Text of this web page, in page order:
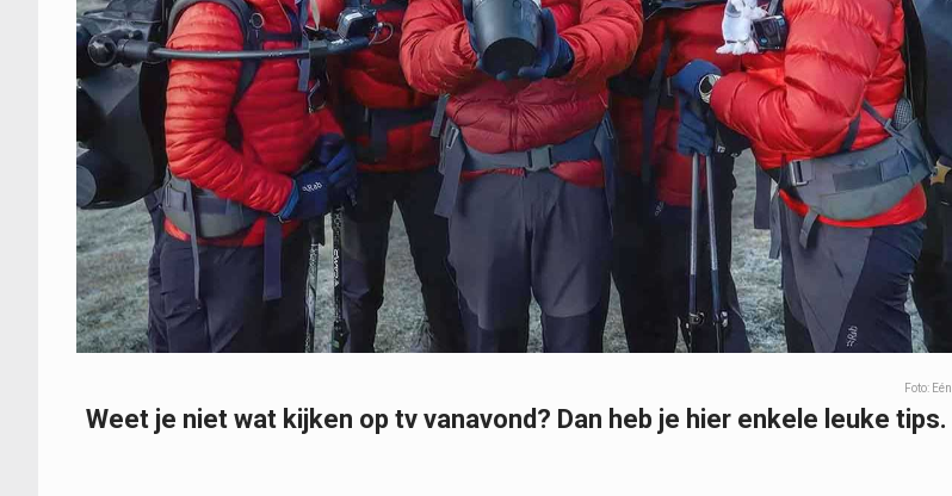
Foto: Eén
Weet je niet wat kijken op tv vanavond? Dan heb je hier enkele leuke tips.